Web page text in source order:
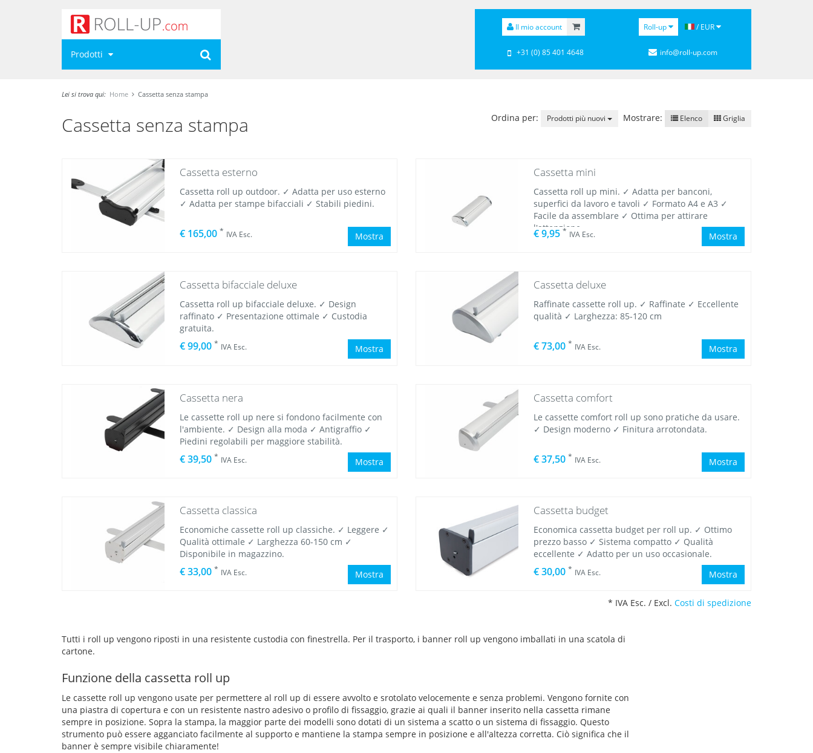
Prodotti
Il mio account Roll-up / EUR
+31 (0) 85 401 4648 info@roll-up.com
Lei si trova qui: Home Cassetta senza stampa
Cassetta senza stampa Ordina per: Prodotti più nuovi Mostrare: Elenco Griglia
Cassetta esterno
Cassetta roll up outdoor. ✓ Adatta per uso esterno
✓ Adatta per stampe bifacciali ✓ Stabili piedini.
€ 165,00 * IVA Esc. Mostra
Cassetta mini
Cassetta roll up mini. ✓ Adatta per banconi,
superfici da lavoro e tavoli ✓ Formato A4 e A3 ✓
Facile da assemblare ✓ Ottima per attirare
l'attenzione.
€ 9,95 * IVA Esc. Mostra
Cassetta bifacciale deluxe
Cassetta roll up bifacciale deluxe. ✓ Design
raffinato ✓ Presentazione ottimale ✓ Custodia
gratuita.
€ 99,00 * IVA Esc. Mostra
Cassetta deluxe
Raffinate cassette roll up. ✓ Raffinate ✓ Eccellente
qualità ✓ Larghezza: 85-120 cm
€ 73,00 * IVA Esc. Mostra
Cassetta nera
Le cassette roll up nere si fondono facilmente con
l'ambiente. ✓ Design alla moda ✓ Antigraffio ✓
Piedini regolabili per maggiore stabilità.
€ 39,50 * IVA Esc. Mostra
Cassetta comfort
Le cassette comfort roll up sono pratiche da usare.
✓ Design moderno ✓ Finitura arrotondata.
€ 37,50 * IVA Esc. Mostra
Cassetta classica
Economiche cassette roll up classiche. ✓ Leggere ✓
Qualità ottimale ✓ Larghezza 60-150 cm ✓
Disponibile in magazzino.
€ 33,00 * IVA Esc. Mostra
Cassetta budget
Economica cassetta budget per roll up. ✓ Ottimo
prezzo basso ✓ Sistema compatto ✓ Qualità
eccellente ✓ Adatto per un uso occasionale.
€ 30,00 * IVA Esc. Mostra
* IVA Esc. / Excl. Costi di spedizione
Tutti i roll up vengono riposti in una resistente custodia con finestrella. Per il trasporto, i banner roll up vengono imballati in una scatola di
cartone.
Funzione della cassetta roll up
Le cassette roll up vengono usate per permettere al roll up di essere avvolto e srotolato velocemente e senza problemi. Vengono fornite con
una piastra di copertura e con un resistente nastro adesivo o profilo di fissaggio, grazie ai quali il banner inserito nella cassetta rimane
sempre in posizione. Sopra la stampa, la maggior parte dei modelli sono dotati di un sistema a scatto o un sistema di fissaggio. Questo
strumento può essere agganciato facilmente al supporto e mantiene la stampa sempre in posizione e all'altezza corretta. Ciò significa che il
banner è sempre visibile chiaramente!